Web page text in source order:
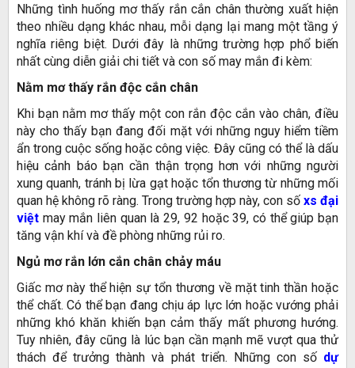
Những tình huống mơ thấy rắn cắn chân thường xuất hiện
theo nhiều dạng khác nhau, mỗi dạng lại mang một tầng ý
nghĩa riêng biệt. Dưới đây là những trường hợp phổ biến
nhất cùng diễn giải chi tiết và con số may mắn đi kèm:
Nằm mơ thấy rắn độc cắn chân
Khi bạn nằm mơ thấy một con rắn độc cắn vào chân, điều
này cho thấy bạn đang đối mặt với những nguy hiểm tiềm
ẩn trong cuộc sống hoặc công việc. Đây cũng có thể là dấu
hiệu cảnh báo bạn cần thận trọng hơn với những người
xung quanh, tránh bị lừa gạt hoặc tổn thương từ những mối
quan hệ không rõ ràng. Trong trường hợp này, con số xs đại
việt may mắn liên quan là 29, 92 hoặc 39, có thể giúp bạn
tăng vận khí và đề phòng những rủi ro.
Ngủ mơ rắn lớn cắn chân chảy máu
Giấc mơ này thể hiện sự tổn thương về mặt tinh thần hoặc
thể chất. Có thể bạn đang chịu áp lực lớn hoặc vướng phải
những khó khăn khiến bạn cảm thấy mất phương hướng.
Tuy nhiên, đây cũng là lúc bạn cần mạnh mẽ vượt qua thử
thách để trưởng thành và phát triển. Những con số dự